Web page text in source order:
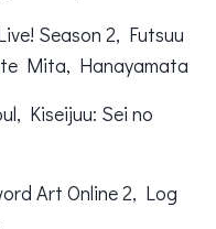
Season 2, Futsuu
Mita, Hanayamata
Kiseijuu: Sei no
Art Online 2, Log